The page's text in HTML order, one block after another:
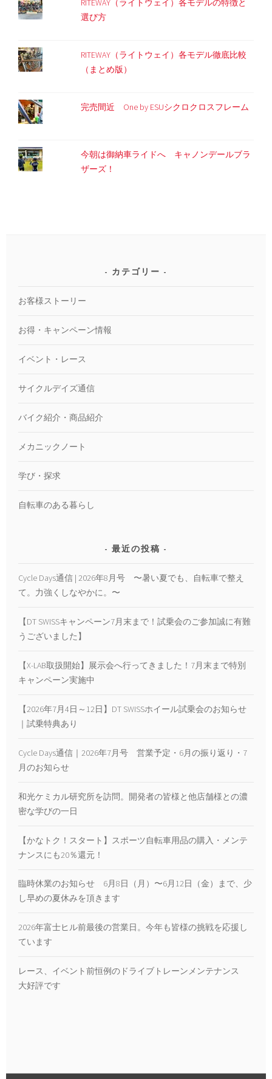
RITEWAY（ライトウェイ）各モデルの特徴と
選び方
RITEWAY（ライトウェイ）各モデル徹底比較
（まとめ版）
完売間近 One by ESUシクロクロスフレーム
今朝は御納車ライドへ キャノンデールブラ
ザーズ！
カテゴリー
お客様ストーリー
お得・キャンペーン情報
イベント・レース
サイクルデイズ通信
バイク紹介・商品紹介
メカニックノート
学び・探求
自転車のある暮らし
最近の投稿
Cycle Days通信 | 2026年8月号 〜暑い夏でも、自転車で整え
て。力強くしなやかに。〜
【DT SWISSキャンペーン7月末まで！試乗会のご参加誠に有難
うございました】
【X-LAB取扱開始】展示会へ行ってきました！7月末まで特別
キャンペーン実施中
【2026年7月4日～12日】DT SWISSホイール試乗会のお知らせ
｜試乗特典あり
Cycle Days通信｜2026年7月号 営業予定・6月の振り返り・7
月のお知らせ
和光ケミカル研究所を訪問。開発者の皆様と他店舗様との濃
密な学びの一日
【かなトク！スタート】スポーツ自転車用品の購入・メンテ
ナンスにも20％還元！
臨時休業のお知らせ 6月8日（月）〜6月12日（金）まで、少
し早めの夏休みを頂きます
2026年富士ヒル前最後の営業日。今年も皆様の挑戦を応援し
ています
レース、イベント前恒例のドライブトレーンメンテナンス
大好評です